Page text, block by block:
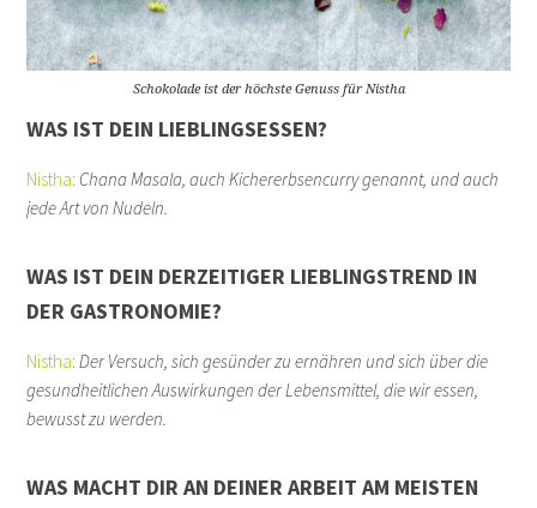
Schokolade ist der höchste Genuss für Nistha
WAS IST DEIN LIEBLINGSESSEN?
Nistha: Chana Masala, auch Kichererbsencurry genannt, und auch
jede Art von Nudeln.
WAS IST DEIN DERZEITIGER LIEBLINGSTREND IN
DER GASTRONOMIE?
Nistha:Der Versuch, sich gesünder zu ernähren und sich über die
gesundheitlichen Auswirkungen der Lebensmittel, die wir essen,
bewusst zu werden.
WAS MACHT DIR AN DEINER ARBEIT AM MEISTEN